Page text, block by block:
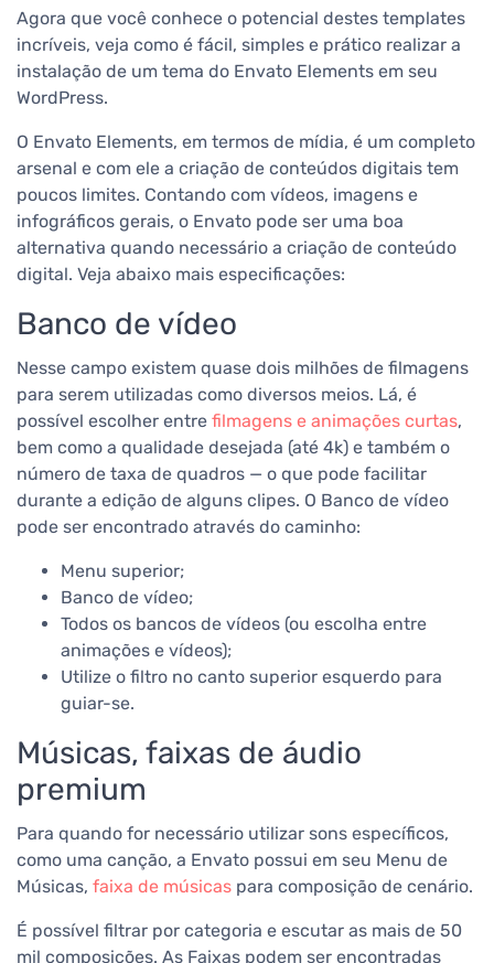
Agora que você conhece o potencial destes templates
incríveis, veja como é fácil, simples e prático realizar a
instalação de um tema do Envato Elements em seu
WordPress.
O Envato Elements, em termos de mídia, é um completo
arsenal e com ele a criação de conteúdos digitais tem
poucos limites. Contando com vídeos, imagens e
infográficos gerais, o Envato pode ser uma boa
alternativa quando necessário a criação de conteúdo
digital. Veja abaixo mais especificações:
Banco de vídeo
Nesse campo existem quase dois milhões de filmagens
para serem utilizadas como diversos meios. Lá, é
possível escolher entre filmagens e animações curtas,
bem como a qualidade desejada (até 4k) e também o
número de taxa de quadros — o que pode facilitar
durante a edição de alguns clipes. O Banco de vídeo
pode ser encontrado através do caminho:
Menu superior;
Banco de vídeo;
Todos os bancos de vídeos (ou escolha entre
animações e vídeos);
Utilize o filtro no canto superior esquerdo para
guiar-se.
Músicas, faixas de áudio
premium
Para quando for necessário utilizar sons específicos,
como uma canção, a Envato possui em seu Menu de
Músicas, faixa de músicas para composição de cenário.
É possível filtrar por categoria e escutar as mais de 50
mil composições. As Faixas podem ser encontradas